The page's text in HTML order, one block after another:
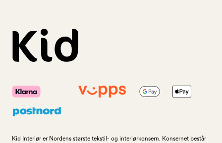
Kid Interiør er Nordens største tekstil- og interiørkonsern. Konsernet består